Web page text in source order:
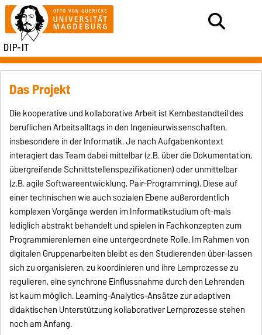
DIP-IT
Das Projekt
Die kooperative und kollaborative Arbeit ist Kernbestandteil des
beruflichen Arbeitsalltags in den Ingenieurwissenschaften,
insbesondere in der Informatik. Je nach Aufgabenkontext
interagiert das Team dabei mittelbar (z.B. über die Dokumentation,
übergreifende Schnittstellenspezifikationen) oder unmittelbar
(z.B. agile Softwareentwicklung, Pair-Programming). Diese auf
einer technischen wie auch sozialen Ebene außerordentlich
komplexen Vorgänge werden im Informatikstudium oft-mals
lediglich abstrakt behandelt und spielen in Fachkonzepten zum
Programmierenlernen eine untergeordnete Rolle. Im Rahmen von
digitalen Gruppenarbeiten bleibt es den Studierenden über-lassen
sich zu organisieren, zu koordinieren und ihre Lernprozesse zu
regulieren, eine synchrone Einflussnahme durch den Lehrenden
ist kaum möglich. Learning-Analytics-Ansätze zur adaptiven
didaktischen Unterstützung kollaborativer Lernprozesse stehen
noch am Anfang.